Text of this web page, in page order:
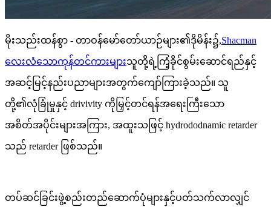
မိုးသည်းထန်စွာ - တာဝန်မော်တော်ယာဉ်များ၏ဒိုမိန်း၌,Shacman
လေးလံသောကုန်တင်ကားများသူတို့ရဲ့ကြံ့ခိုင်စွမ်းဆောင်ရည်နှင့်
အဆင့်မြင့်နည်းပညာများအတွက်ကျော်ကြားခဲ့သည်။ သူ
တို့၏လုံခြုံမှုနှင့် drivivity ကိုမြှင့်တင်ရန်အရေးကြီးသော
အစိတ်အပိုင်းများအကြား, အထူးသဖြင့် hydrododnamic retarder
သည် retarder ဖြစ်သည်။
တပ်ဆင်ခြင်းဖွဲ့စည်းတည်ဆောက်ပုံများနှင့်ပတ်သက်လာလျှင်